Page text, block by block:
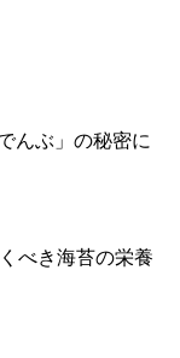
んぶ」の秘密に
べき海苔の栄養